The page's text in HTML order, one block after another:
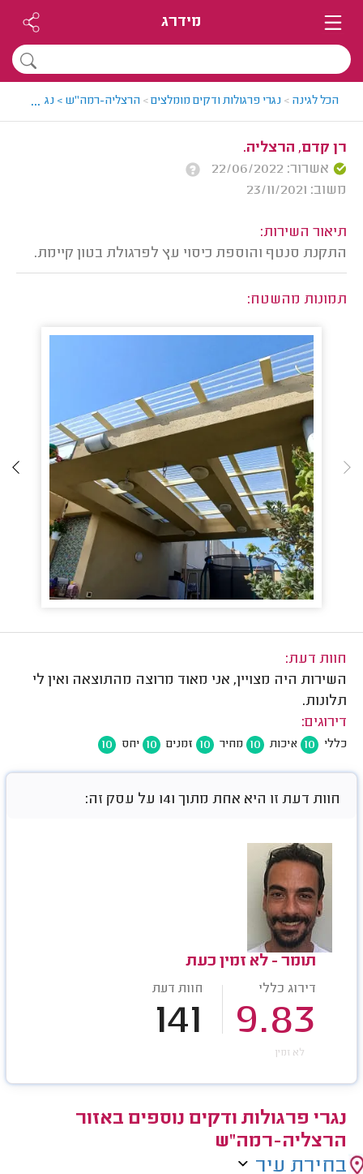
מידרג
הכל לגינה > נגרי פרגולות ודקים מומלצים> הרצליה-רמה"ש > נגר ...
רן קדם, הרצליה.
אשרור: 22/06/2022
משוב: 23/11/2021
תיאור השירות:
התקנת סנטף והוספת כיסוי עץ לפרגולת בטון קיימת.
תמונות מהשטח:
חוות דעת:
השירות היה מצויין, אני מאוד מרוצה מהתוצאה ואין לי
תלונות.
דירוגים:
כללי 10 איכות 10 מחיר 10 זמנים 10 יחס 10
חוות דעת זו היא אחת מתוך 141 על עסק זה:
תומר - לא זמין כעת
דירוג כללי
9.83
חוות דעת
141
לא זמין
נגרי פרגולות ודקים נוספים באזור
הרצליה-רמה"ש
בחירת עיר